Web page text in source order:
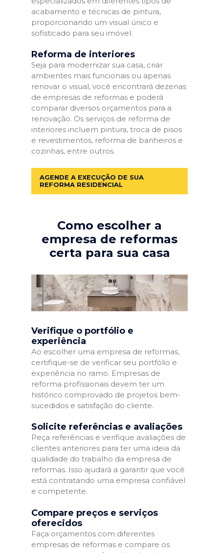
acabamento e técnicas de pintura,
proporcionando um visual único e
sofisticado para seu imóvel.
Reforma de interiores
Seja para modernizar sua casa, criar
ambientes mais funcionais ou apenas
renovar o visual, você encontrará dezenas
de empresas de reformas e poderá
comparar diversos orçamentos para a
renovação. Os serviços de reforma de
interiores incluem pintura, troca de pisos
e revestimentos, reforma de banheiros e
cozinhas, entre outros.
AGENDE A EXECUÇÃO DE SUA
REFORMA RESIDENCIAL
Como escolher a
empresa de reformas
certa para sua casa
Verifique o portfólio e
experiência
Ao escolher uma empresa de reformas,
certifique-se de verificar seu portfólio e
experiência no ramo. Empresas de
reforma profissionais devem ter um
histórico comprovado de projetos bem-
sucedidos e satisfação do cliente.
Solicite referências e avaliações
Peça referências e verifique avaliações de
clientes anteriores para ter uma ideia da
qualidade do trabalho da empresa de
reformas. Isso ajudará a garantir que você
está contratando uma empresa confiável
e competente.
Compare preços e serviços
oferecidos
Faça orçamentos com diferentes
empresas de reformas e compare os